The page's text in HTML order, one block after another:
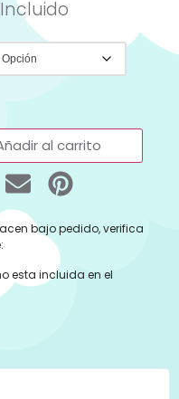
al carrito
bajo pedido, verifica
esta incluida en el